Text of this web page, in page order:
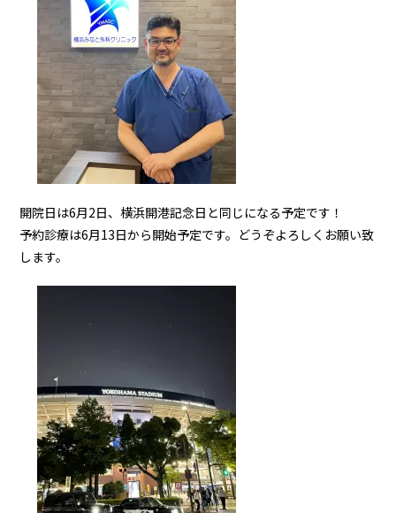
開院日は6月2日、横浜開港記念日と同じになる予定です！
予約診療は6月13日から開始予定です。どうぞよろしくお願い致
します。